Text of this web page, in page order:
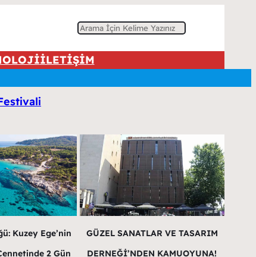
A
a
İLETİŞİM
Kuzey Ege’nin
2 Gün
GÜZEL SANATLAR VE TASARIM
DERNEĞİ’NDEN KAMUOYUNA!